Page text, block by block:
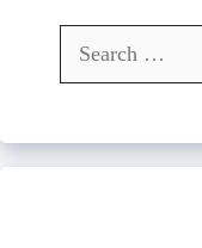
Search
for: